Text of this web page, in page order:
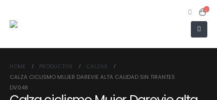
HOME PRODUCTOS
CALZAS
CALZA CICLISMO MUJER DAREVIE ALTA CALIDAD SIN TIRANTES
DV048